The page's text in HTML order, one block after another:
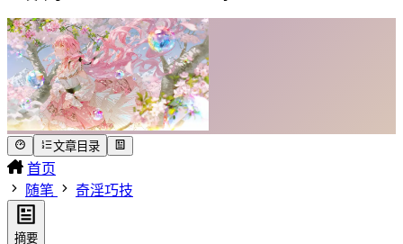
文章目录
首页
随笔
奇淫巧技
摘要